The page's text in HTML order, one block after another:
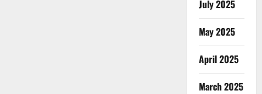
July 2025
May 2025
April 2025
March 2025